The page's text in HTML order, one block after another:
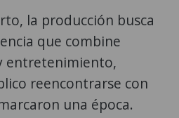
la producción busca
que combine
entretenimiento,
reencontrarse con
una época.